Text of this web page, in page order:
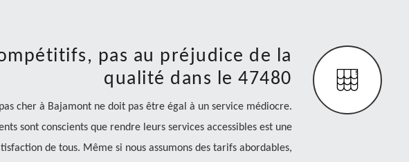
pas au préjudice de la
qualité dans le 47480
cher à Bajamont ne doit pas être égal à un service médiocre.
sont conscients que rendre leurs services accessibles est une
de tous. Même si nous assumons des tarifs abordables,